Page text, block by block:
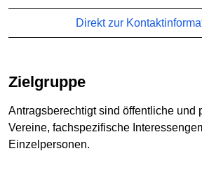
Direkt zur
Zielgruppe
Antragsberechtigt sind öffentliche und
Vereine, fachspezifische
Einzelpersonen.